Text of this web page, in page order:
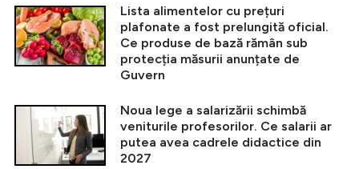
Lista alimentelor cu prețuri
plafonate a fost prelungită oficial.
Ce produse de bază rămân sub
protecția măsurii anunțate de
Guvern
Noua lege a salarizării schimbă
veniturile profesorilor. Ce salarii ar
putea avea cadrele didactice din
2027